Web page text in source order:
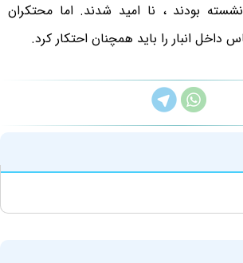
نشسته بودند ، نا امید شدند. اما محتکران
انبار را باید همچنان احتکار کرد.